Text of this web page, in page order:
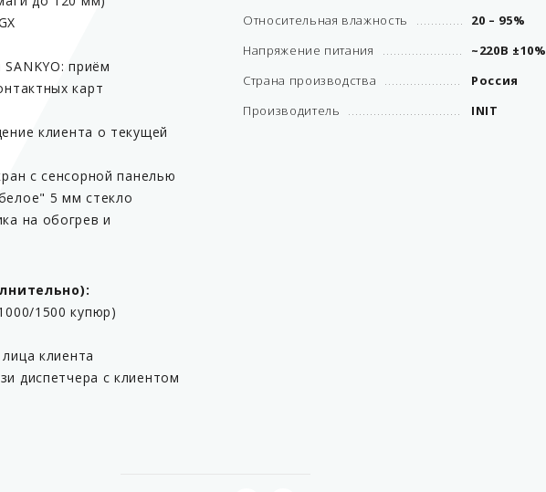
Относительная влажность
20 – 95%
Напряжение питания
~220В ±10%
Страна производства
Россия
Производитель
INIT
приём
карт
клиента о текущей
с сенсорной панелью
5 мм стекло
на обогрев и
1500 купюр)
клиента
диспетчера с клиентом